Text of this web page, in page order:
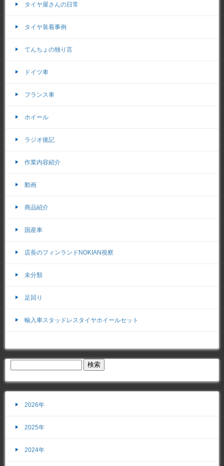
タイヤ屋さんの日常
タイヤ装着事例
てんちょの独り言
ドイツ車
フランス車
ホイール
ラジオ後記
作業内容紹介
動画
商品紹介
国産車
店長のフィンランドNOKIAN視察
未分類
足回り
輸入車スタッドレスタイヤホイールセット
2026年
2025年
2024年